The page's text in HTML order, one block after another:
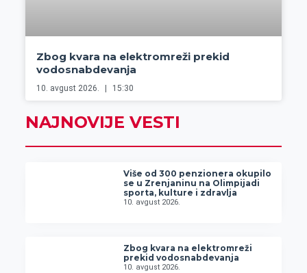
Zbog kvara na elektromreži prekid
vodosnabdevanja
10. avgust 2026. 15:30
NAJNOVIJE VESTI
Više od 300 penzionera okupilo
se u Zrenjaninu na Olimpijadi
sporta, kulture i zdravlja
10. avgust 2026.
Zbog kvara na elektromreži
prekid vodosnabdevanja
10. avgust 2026.